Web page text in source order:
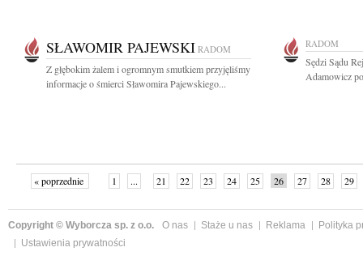
SŁAWOMIR PAJEWSKI RADOM
Z głębokim żalem i ogromnym smutkiem przyjęliśmy
informacje o śmierci Sławomira Pajewskiego...
RADOM
Sędzi Sądu
Adamowicz
« poprzednie 1 ... 21 22 23 24 25 26 27 28
29
Copyright © Wyborcza sp. z o.o. O nas Staże u nas Reklama
Polityka
Ustawienia prywatności